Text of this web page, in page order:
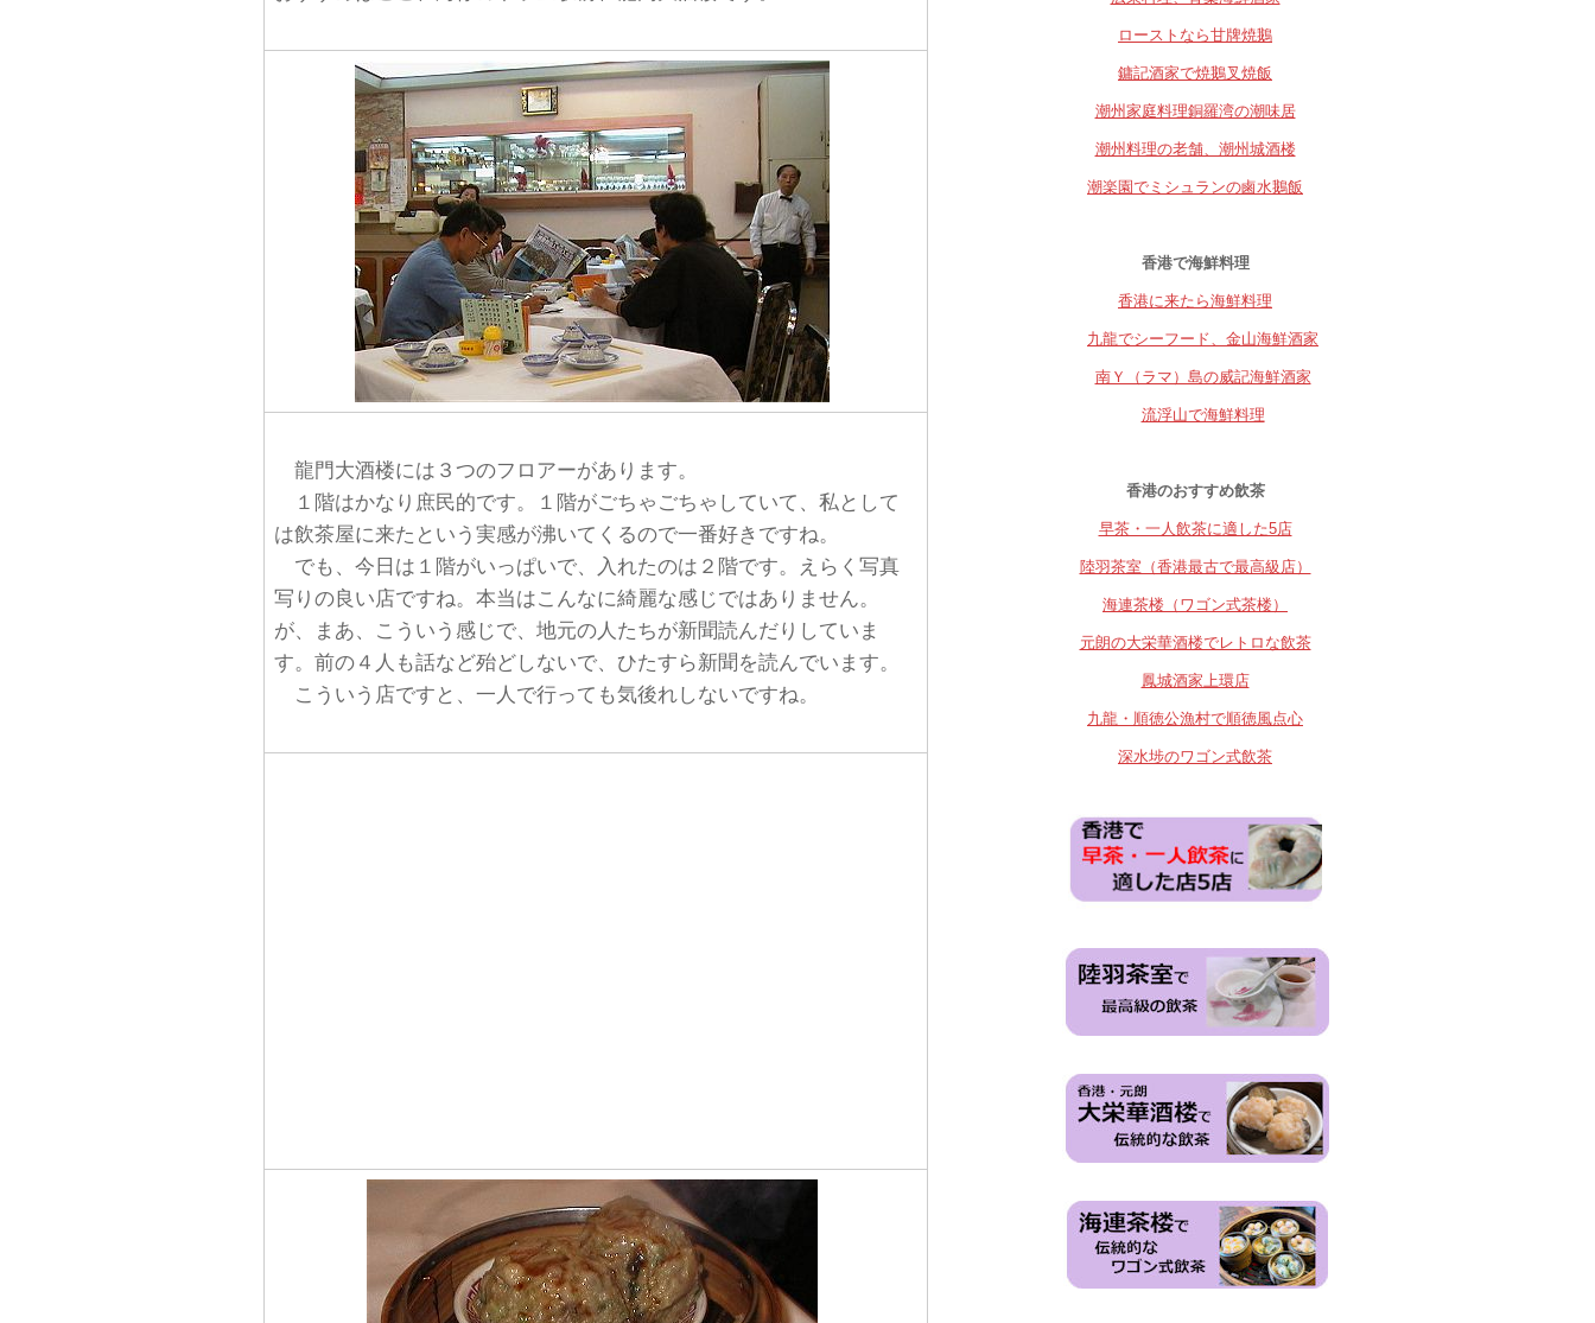
龍門大酒楼には３つのフロアーがあります。
１階はかなり庶民的です。１階がごちゃごちゃしていて、私として
は飲茶屋に来たという実感が沸いてくるので一番好きですね。
でも、今日は１階がいっぱいで、入れたのは２階です。えらく写真
写りの良い店ですね。本当はこんなに綺麗な感じではありません。
が、まあ、こういう感じで、地元の人たちが新聞読んだりしていま
す。前の４人も話など殆どしないで、ひたすら新聞を読んでいます。
こういう店ですと、一人で行っても気後れしないですね。
ローストなら甘牌焼鵝
鏞記酒家で焼鵝叉焼飯
潮州家庭料理銅羅湾の潮味居
潮州料理の老舗、潮州城酒楼
潮楽園でミシュランの鹵水鵝飯
香港で海鮮料理
香港に来たら海鮮料理
九龍でシーフード、金山海鮮酒家
南Ｙ（ラマ）島の威記海鮮酒家
流浮山で海鮮料理
香港のおすすめ飲茶
早茶・一人飲茶に適した5店
陸羽茶室（香港最古で最高級店）
海連茶楼（ワゴン式茶楼）
元朗の大栄華酒楼でレトロな飲茶
鳳城酒家上環店
九龍・順徳公漁村で順徳風点心
深水埗のワゴン式飲茶